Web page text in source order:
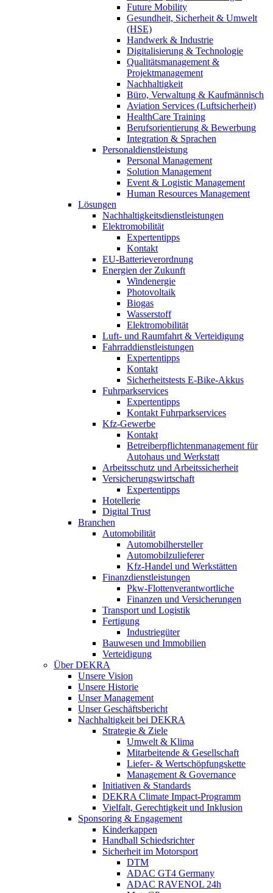
Future Mobility
Gesundheit, Sicherheit & Umwelt
(HSE)
Handwerk & Industrie
Digitalisierung & Technologie
Qualitätsmanagement &
Projektmanagement
Nachhaltigkeit
Büro, Verwaltung & Kaufmännisch
Aviation Services (Luftsicherheit)
HealthCare Training
Berufsorientierung & Bewerbung
Integration & Sprachen
Personaldienstleistung
Personal Management
Solution Management
Event & Logistic Management
Human Resources Management
Lösungen
Nachhaltigkeitsdienstleistungen
Elektromobilität
Expertentipps
Kontakt
EU-Batterieverordnung
Energien der Zukunft
Windenergie
Photovoltaik
Biogas
Wasserstoff
Elektromobilität
Luft- und Raumfahrt & Verteidigung
Fahrraddienstleistungen
Expertentipps
Kontakt
Sicherheitstests E-Bike-Akkus
Fuhrparkservices
Expertentipps
Kontakt Fuhrparkservices
Kfz-Gewerbe
Kontakt
Betreiberpflichtenmanagement für
Autohaus und Werkstatt
Arbeitsschutz und Arbeitssicherheit
Versicherungswirtschaft
Expertentipps
Hotellerie
Digital Trust
Branchen
Automobilität
Automobilhersteller
Automobilzulieferer
Kfz-Handel und Werkstätten
Finanzdienstleistungen
Pkw‑Flottenverantwortliche
Finanzen und Versicherungen
Transport und Logistik
Fertigung
Industriegüter
Bauwesen und Immobilien
Verteidigung
Über DEKRA
Unsere Vision
Unsere Historie
Unser Management
Unser Geschäftsbericht
Nachhaltigkeit bei DEKRA
Strategie & Ziele
Umwelt & Klima
Mitarbeitende & Gesellschaft
Liefer- & Wertschöpfungskette
Management & Governance
Initiativen & Standards
DEKRA Climate Impact-Programm
Vielfalt, Gerechtigkeit und Inklusion​
Sponsoring & Engagement
Kinderkappen
Handball Schiedsrichter
Sicherheit im Motorsport
DTM
ADAC GT4 Germany
ADAC RAVENOL 24h